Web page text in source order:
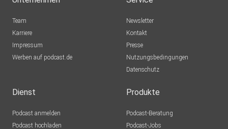
Team
Karriere
Impressum
Werben auf podcast.de
Newsletter
Kontakt
Presse
Nutzungsbedingungen
Datenschutz
Dienst
Podcast anmelden
Podcast hochladen
Produkte
Podcast-Beratung
Podcast-Jobs